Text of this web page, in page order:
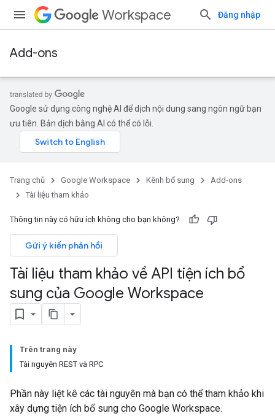
Workspace Đăng nhập
Add-ons
Google sử dụng công nghệ AI để dịch nội dung sang ngôn ngữ bạn
ưu tiên. Bản dịch bằng AI có thể có lỗi.
Trang chủ Google Workspace Kênh bổ sung
Add-ons
Tài liệu tham khảo
Thông tin này có hữu ích không cho bạn không?
Gửi ý kiến phản hồi
Tài liệu tham khảo về API tiện ích bổ
sung của Google Workspace
Trên trang này
Tài nguyên REST và RPC
Phần này liệt kê các tài nguyên mà bạn có thể tham khảo khi
xây dựng tiện ích bổ sung cho Google Workspace.